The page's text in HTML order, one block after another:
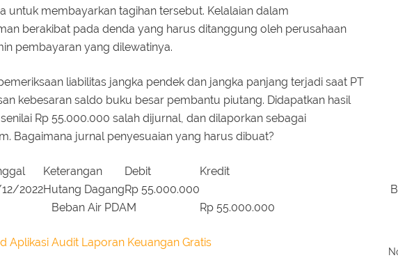
untuk membayarkan tagihan tersebut. Kelalaian dalam
berakibat pada denda yang harus ditanggung oleh perusahaan
pembayaran yang dilewatinya.
liabilitas jangka pendek dan jangka panjang terjadi saat PT
kebesaran saldo buku besar pembantu piutang. Didapatkan hasil
Rp 55.000.000 salah dijurnal, dan dilaporkan sebagai
Bagaimana jurnal penyesuaian yang harus dibuat?
Keterangan Debit
Kredit
2022Hutang DagangRp 55.000.000
Beban Air PDAM
Rp 55.000.000
Aplikasi Audit Laporan Keuangan Gratis